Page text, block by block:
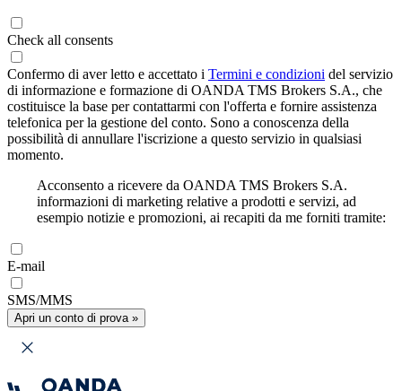
Check all consents
Confermo di aver letto e accettato i Termini e condizioni del servizio
di informazione e formazione di OANDA TMS Brokers S.A., che
costituisce la base per contattarmi con l'offerta e fornire assistenza
telefonica per la gestione del conto. Sono a conoscenza della
possibilità di annullare l'iscrizione a questo servizio in qualsiasi
momento.
Acconsento a ricevere da OANDA TMS Brokers S.A.
informazioni di marketing relative a prodotti e servizi, ad
esempio notizie e promozioni, ai recapiti da me forniti tramite:
E-mail
SMS/MMS
Apri un conto di prova »